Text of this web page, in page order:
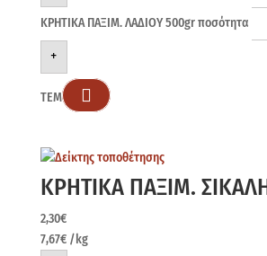
ΚΡΗΤΙΚΑ ΠΑΞΙΜ. ΛΑΔΙΟΥ 500gr ποσότητα
+
ΤΕΜ 
ΚΡΗΤΙΚΑ ΠΑΞΙΜ.
2,30€
7,67€ /kg